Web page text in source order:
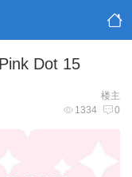
Dot 15
楼主
1334 0